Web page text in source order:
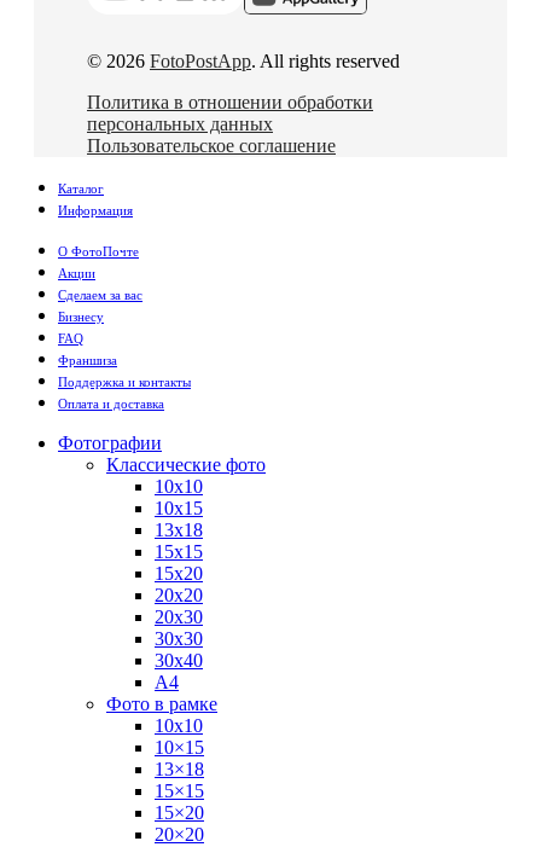
© 2026 FotoPostApp. All rights reserved
Политика в отношении обработки
персональных данных
Пользовательское соглашение
Каталог
Информация
О ФотоПочте
Акции
Сделаем за вас
Бизнесу
FAQ
Франшиза
Поддержка и контакты
Оплата и доставка
Фотографии
Классические фото
10х10
10х15
13х18
15х15
15х20
20х20
20х30
30х30
30х40
А4
Фото в рамке
10х10
10×15
13×18
15×15
15×20
20×20